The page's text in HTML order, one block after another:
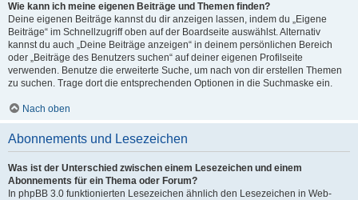
Wie kann ich meine eigenen Beiträge und Themen finden?
Deine eigenen Beiträge kannst du dir anzeigen lassen, indem du „Eigene
Beiträge“ im Schnellzugriff oben auf der Boardseite auswählst. Alternativ
kannst du auch „Deine Beiträge anzeigen“ in deinem persönlichen Bereich
oder „Beiträge des Benutzers suchen“ auf deiner eigenen Profilseite
verwenden. Benutze die erweiterte Suche, um nach von dir erstellen Themen
zu suchen. Trage dort die entsprechenden Optionen in die Suchmaske ein.
Nach oben
Abonnements und Lesezeichen
Was ist der Unterschied zwischen einem Lesezeichen und einem
Abonnements für ein Thema oder Forum?
In phpBB 3.0 funktionierten Lesezeichen ähnlich den Lesezeichen in Web-